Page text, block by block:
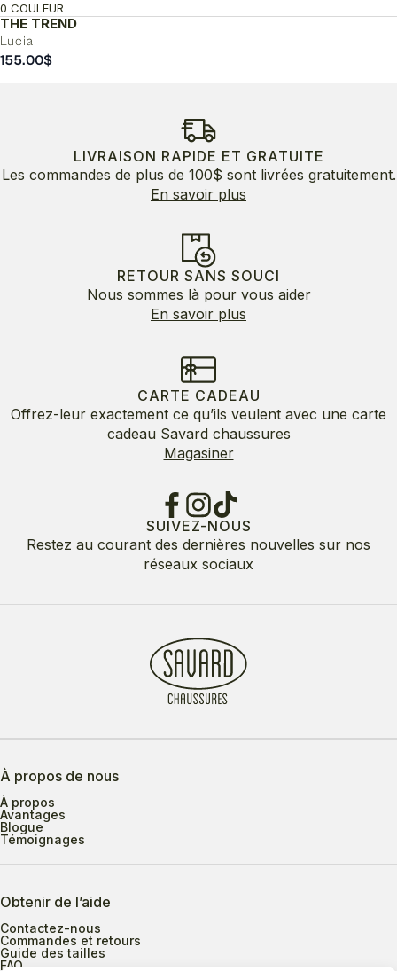
THE TREND
Lucia
0 COULEUR
155.00$
LIVRAISON RAPIDE ET GRATUITE
Les commandes de plus de 100$ sont livrées gratuitement.
En savoir plus
RETOUR SANS SOUCI
Nous sommes là pour vous aider
En savoir plus
CARTE CADEAU
Offrez-leur exactement ce qu’ils veulent avec une carte
cadeau Savard chaussures
Magasiner
SUIVEZ-NOUS
Restez au courant des dernières nouvelles sur nos
réseaux sociaux
À propos de nous
À propos
Avantages
Blogue
Témoignages
Obtenir de l’aide
Contactez-nous
Commandes et retours
Guide des tailles
FAQ